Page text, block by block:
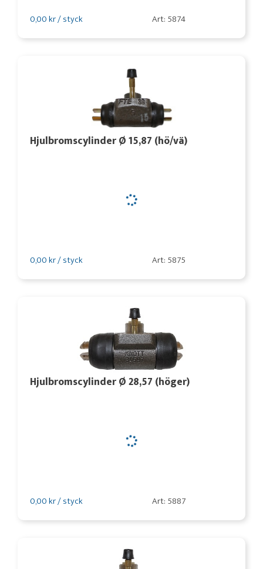
0,00 kr / styck Art: 5874
Hjulbromscylinder Ø 15,87 (hö/vä)
0,00 kr / styck Art: 5875
Hjulbromscylinder Ø 28,57 (höger)
0,00 kr / styck Art: 5887